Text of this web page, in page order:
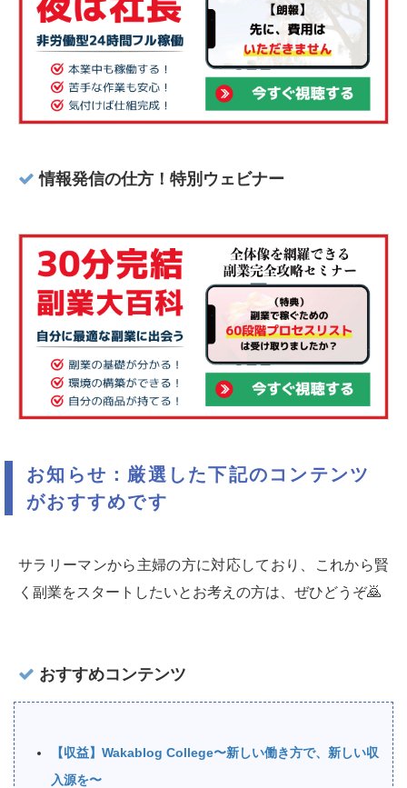
情報発信の仕方！特別ウェビナー
お知らせ：厳選した下記のコンテンツ
がおすすめです
サラリーマンから主婦の方に対応しており、これから賢
く副業をスタートしたいとお考えの方は、ぜひどうぞ🙇‍
おすすめコンテンツ
【収益】Wakablog College〜新しい働き方で、新しい収
入源を〜